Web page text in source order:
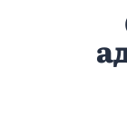
Дерматологія